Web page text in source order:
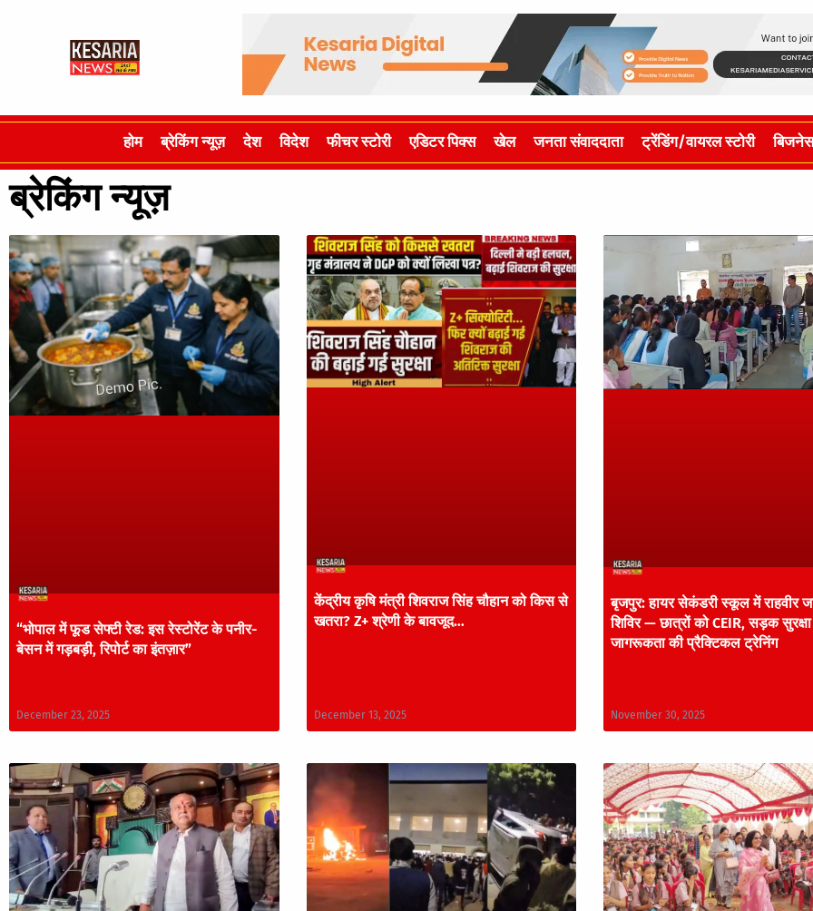
होम ब्रेकिंग न्यूज़ देश विदेश फीचर स्टोरी एडिटर पिक्स खेल जनता संवाददाता ट्रेंडिंग/वायरल स्टोरी बिजनेस
ब्रेकिंग न्यूज़
“भोपाल में फूड सेफ्टी रेड: इस रेस्टोरेंट के पनीर-
बेसन में गड़बड़ी, रिपोर्ट का इंतज़ार”
December 23, 2025
केंद्रीय कृषि मंत्री शिवराज सिंह चौहान को किस से
खतरा? Z+ श्रेणी के बावजूद…
December 13, 2025
बृजपुर: हायर सेकंडरी स्कूल में राहवीर
शिविर — छात्रों को CEIR, सड़क
जागरूकता की प्रैक्टिकल ट्रेनिंग
November 30, 2025